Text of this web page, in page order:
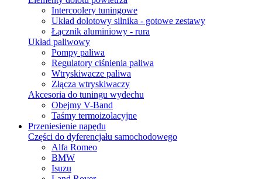
Intercoolery tuningowe
Układ dolotowy silnika - gotowe zestawy
Łącznik aluminiowy - rura
Układ paliwowy
Pompy paliwa
Regulatory ciśnienia paliwa
Wtryskiwacze paliwa
Złącza wtryskiwaczy
Akcesoria do tuningu wydechu
Obejmy V-Band
Taśmy termoizolacyjne
Przeniesienie napędu
Części do dyferencjału samochodowego
Alfa Romeo
BMW
Isuzu